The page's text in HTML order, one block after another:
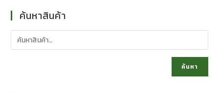
ค้นหาสินค้า
ค้นหา